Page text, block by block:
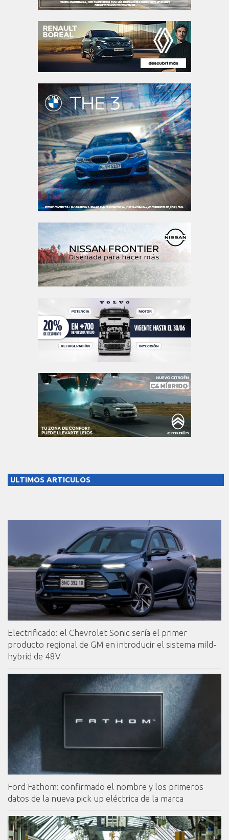
ULTIMOS ARTICULOS
Electrificado: el Chevrolet Sonic sería el primer
producto regional de GM en introducir el sistema mild-
hybrid de 48V
Ford Fathom: confirmado el nombre y los primeros
datos de la nueva pick up eléctrica de la marca